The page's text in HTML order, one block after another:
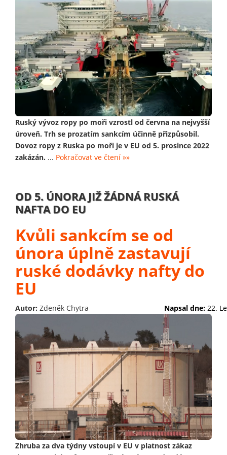
Ruský vývoz ropy po moři vzrostl od června na nejvyšší
úroveň. Trh se prozatím sankcím účinně přizpůsobil.
Dovoz ropy z Ruska po moři je v EU od 5. prosince 2022
zakázán. ... Pokračovat ve čtení »»
OD 5. ÚNORA JIŽ ŽÁDNÁ RUSKÁ
NAFTA DO EU
Kvůli sankcím se od
února úplně zastavují
ruské dodávky nafty do
EU
Autor: Zdeněk Chytra Napsal dne: 22.
Zhruba za dva týdny vstoupí v EU v platnost zákaz